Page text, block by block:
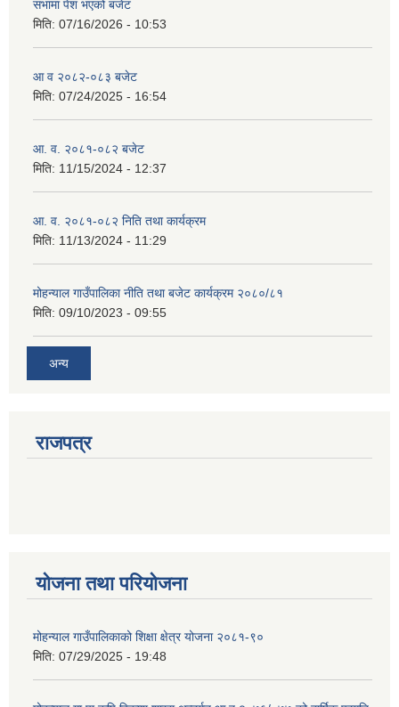
सभामा पेश भएको बजेट
मिति: 07/16/2026 - 10:53
आ व २०८२-०८३ बजेट
मिति: 07/24/2025 - 16:54
आ. व. २०८१-०८२ बजेट
मिति: 11/15/2024 - 12:37
आ. व. २०८१-०८२ निति तथा कार्यक्रम
मिति: 11/13/2024 - 11:29
मोहन्याल गाउँपालिका नीति तथा बजेट कार्यक्रम २०८०/८१
मिति: 09/10/2023 - 09:55
अन्य
राजपत्र
योजना तथा परियोजना
मोहन्याल गाउँपालिकाको शिक्षा क्षेत्र योजना २०८१-९०
मिति: 07/29/2025 - 19:48